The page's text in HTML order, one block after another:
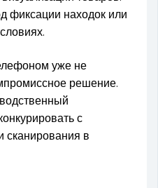
фиксации находок или
уже не
решение.
с
сканирования в